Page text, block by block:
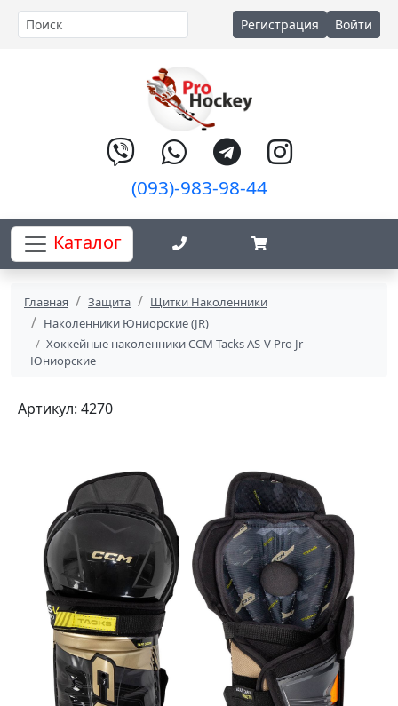
Регистрация Войти
(093)-983-98-44
Каталог
Главная Защита
Щитки Наколенники
Наколенники Юниорские (JR)
Хоккейные наколенники CCM Tacks AS-V Pro Jr
Юниорские
Артикул: 4270